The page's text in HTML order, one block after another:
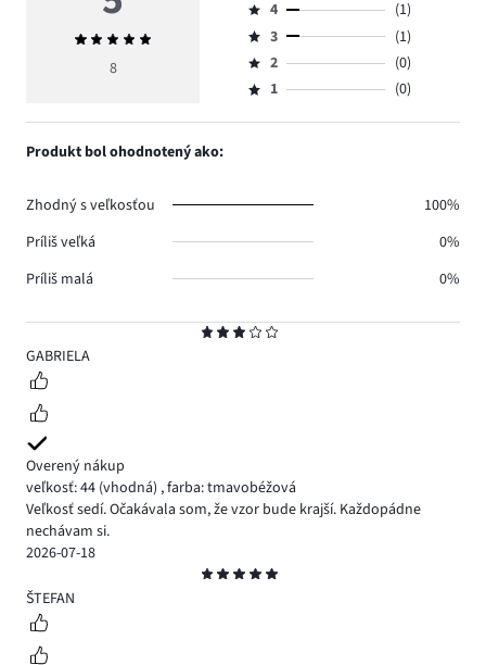
3
GABRIELA
Overený nákup
veľkosť: 44 (vhodná) ,farba: tmavobéžová
Veľkosť sedí. Očakávala som, že vzor bude krajší. Každopádne
nechávam si.
2026-07-18
5
ŠTEFAN
Priemerné
hodnotenie
8
5,
počet
hlasov
6.
Hodnotenie
4,
počet
hlasov
4
(1)
Hodnotenie
3,
počet
3
(1)
Hodnotenie
2,
2
(0)
Hodnotenie
1,
1 (0)
Produkt bol ohodnotený ako:
Zhodný s veľkosťou
100%
Príliš veľká
0%
Príliš malá
0%